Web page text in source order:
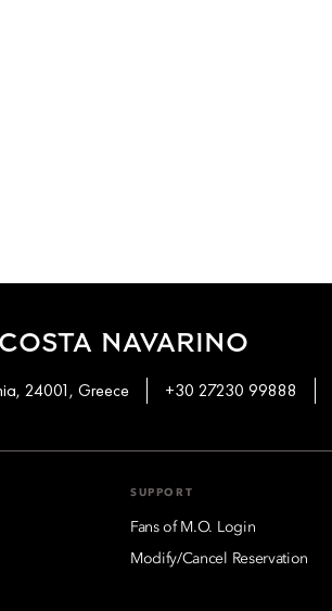
NAVARINO
24001, Greece +30 27230 99888
SUPPORT
Fans of M.O. Login
Modify/Cancel Reservation